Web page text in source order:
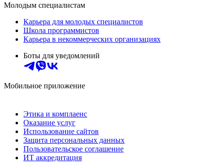
Молодым специалистам
Карьера для молодых специалистов
Школа программистов
Карьера в некоммерческих организациях
Боты для уведомлений
Мобильное приложение
Этика и комплаенс
Оказание услуг
Использование сайтов
Защита персональных данных
Пользовательское соглашение
ИТ аккредитация